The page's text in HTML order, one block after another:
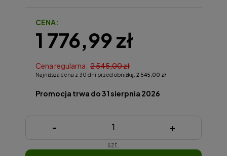
CENA:
1 776,99 zł
Cena regularna: 2 545,00 zł
Najniższa cena z 30 dni przed obniżką: 2 545,00 zł
Promocja trwa do 31 sierpnia 2026
- +
szt.